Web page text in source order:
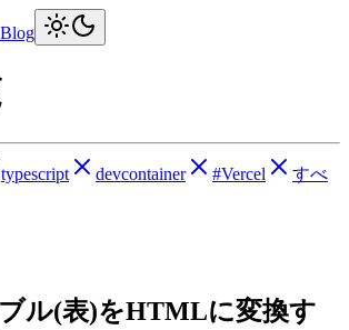
typescript devcontainer #Vercel
すべ
ル(表)をHTMLに変換す